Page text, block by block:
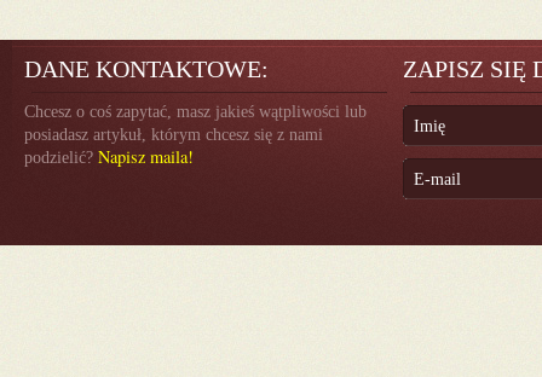
DANE KONTAKTOWE:
Chcesz o coś zapytać, masz jakieś wątpliwości lub
posiadasz artykuł, którym chcesz się z nami
podzielić? Napisz maila!
ZAPISZ SIĘ